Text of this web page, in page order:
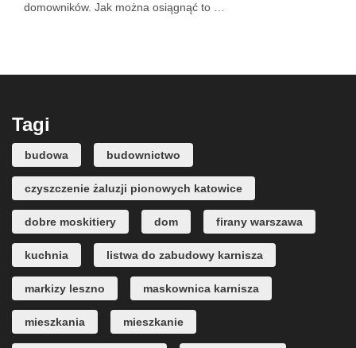
domowników. Jak można osiągnąć to …
Tagi
budowa budownictwo
czyszczenie żaluzji pionowych katowice
dobre moskitiery dom firany warszawa
kuchnia listwa do zabudowy karnisza
markizy leszno maskownica karnisza
mieszkania mieszkanie